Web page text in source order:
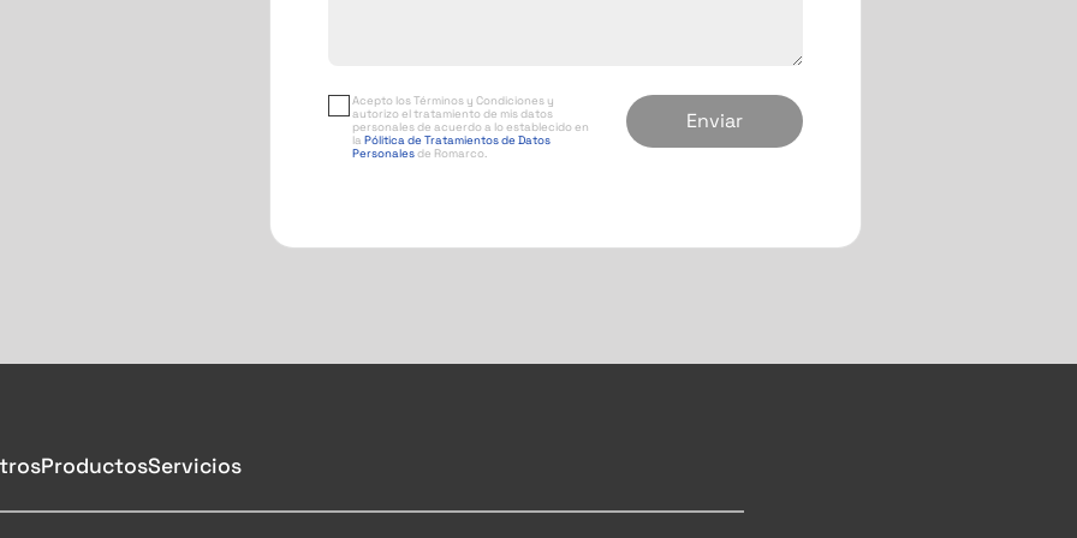
Acepto los Términos y Condiciones y
autorizo el tratamiento de mis datos
personales de acuerdo a lo establecido en
la Pólitica de Tratamientos de Datos
Personalesde Romarco.
ProductosServicios